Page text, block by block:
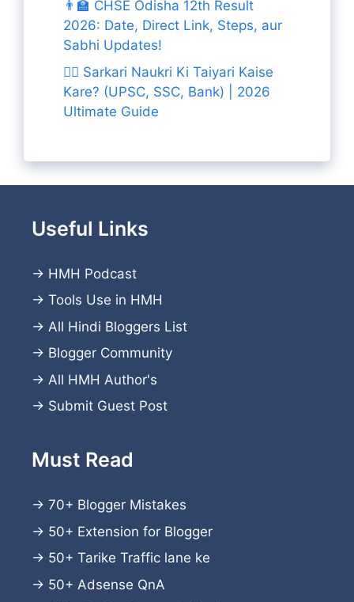
👨‍🏫 CHSE Odisha 12th Result
2026: Date, Direct Link, Steps, aur
Sabhi Updates!
👨‍✈️ Sarkari Naukri Ki Taiyari Kaise
Kare? (UPSC, SSC, Bank) | 2026
Ultimate Guide
Useful Links
→ HMH Podcast
→ Tools Use in HMH
→ All Hindi Bloggers List
→ Blogger Community
→ All HMH Author's
→ Submit Guest Post
Must Read
→ 70+ Blogger Mistakes
→ 50+ Extension for Blogger
→ 50+ Tarike Traffic lane ke
→ 50+ Adsense QnA